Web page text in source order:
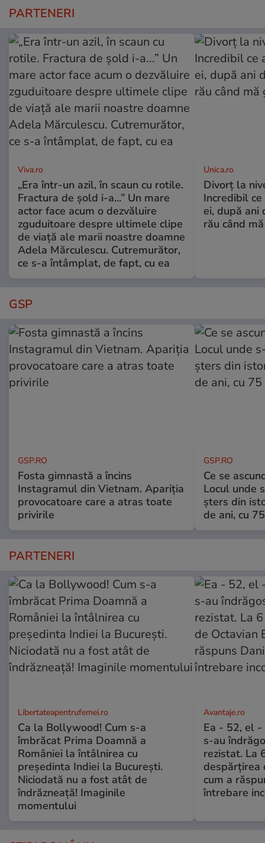
PARTENERI
Viva.ro
„Era într-un azil, în scaun cu rotile.
Fractura de șold i-a...” Un mare
actor face acum o dezvăluire
zguduitoare despre ultimele clipe
de viață ale marii noastre doamne
Adela Mărculescu. Cutremurător,
ce s-a întâmplat, de fapt, cu ea
Unica.ro
Divorț la
Incredibil
ei, după ani
rău când
GSP
GSP.RO
Fosta gimnastă a încins
Instagramul din Vietnam. Apariția
provocatoare care a atras toate
privirile
GSP.RO
Ce se
Locul unde
șters din
de ani, cu
PARTENERI
Libertateapentrufemei.ro
Ca la Bollywood! Cum s-a
îmbrăcat Prima Doamnă a
României la întâlnirea cu
președinta Indiei la București.
Niciodată nu a fost atât de
îndrăzneață! Imaginile
momentului
Avantaje.ro
Ea - 52, el -
s-au
rezistat. La
despărțirea
cum a
întrebare